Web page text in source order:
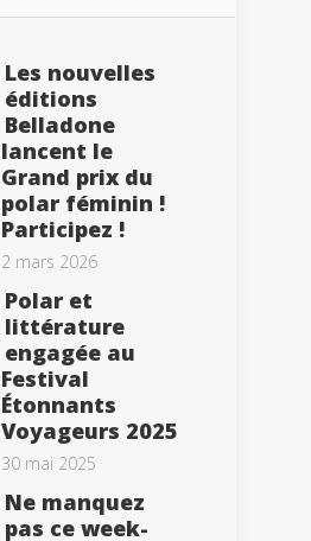
Les nouvelles
éditions
Belladone
lancent le
Grand prix du
polar féminin !
Participez !
2 mars 2026
Polar et
littérature
engagée au
Festival
Étonnants
Voyageurs 2025
30 mai 2025
Ne manquez
pas ce week-